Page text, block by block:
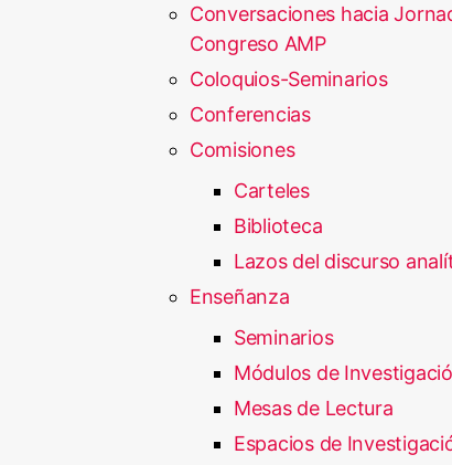
Conversaciones hacia
Congreso AMP
Coloquios-Seminarios
Conferencias
Comisiones
Carteles
Biblioteca
Lazos del discurso
Enseñanza
Seminarios
Módulos de
Mesas de Lectura
Espacios de